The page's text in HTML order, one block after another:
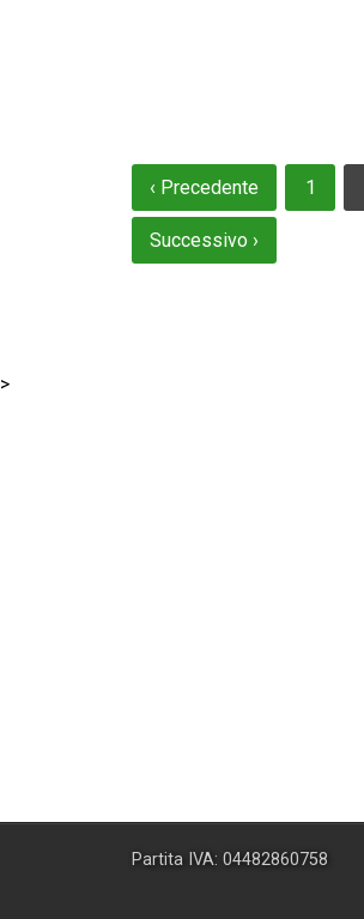
Navigazione
articoli
‹ Precedente 1
Successivo ›
>
Partita IVA: 04482860758